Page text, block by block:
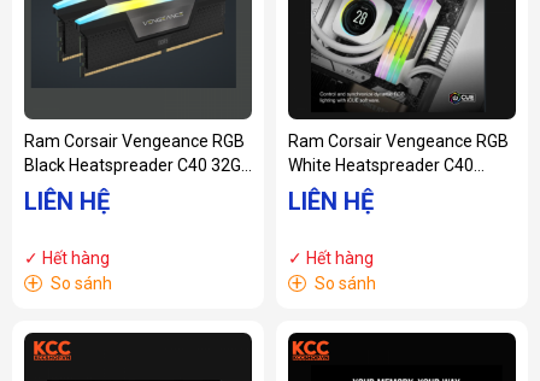
Ram Corsair Vengeance RGB
Black Heatspreader C40 32GB
(2x16GB) 6000 MHz DDR5
(CMH32GX5M2B6000C40)
LIÊN HỆ
✓ Hết hàng
+ So sánh
Ram Corsair Vengeance RGB
White Heatspreader C40
32GB (2x16GB) 6000 MHz
DDR5
LIÊN HỆ
✓ Hết hàng
+ So sánh